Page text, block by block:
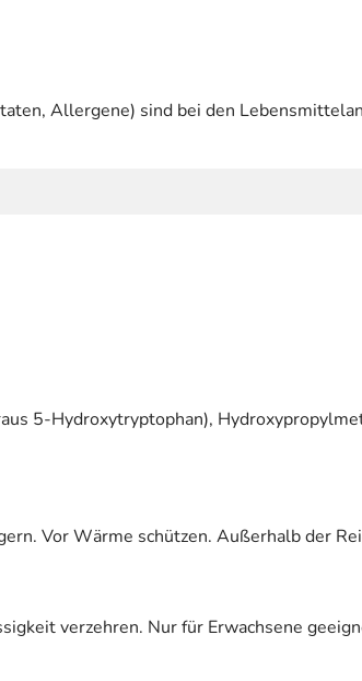
Allergene) sind bei den
5-Hydroxytryptophan),
Vor Wärme schützen. Außerhalb der
verzehren. Nur für Erwachsene